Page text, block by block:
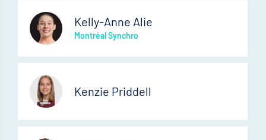
Kelly-Anne Alie
Montréal Synchro
Kenzie Priddell